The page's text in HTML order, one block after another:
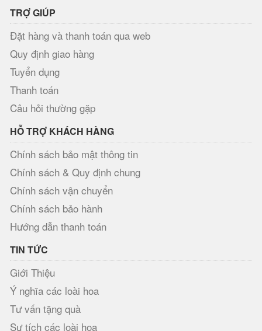
TRỢ GIÚP
Đặt hàng và thanh toán qua web
Quy định giao hàng
Tuyển dụng
Thanh toán
Câu hỏi thường gặp
HỖ TRỢ KHÁCH HÀNG
Chính sách bảo mật thông tin
Chính sách & Quy định chung
Chính sách vận chuyển
Chính sách bảo hành
Hướng dẫn thanh toán
TIN TỨC
Giới Thiệu
Ý nghĩa các loài hoa
Tư vấn tặng quà
Sự tích các loài hoa